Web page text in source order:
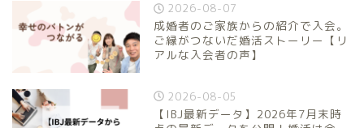
2026-08-07
成婚者のご家族からの紹介で入会。
ご縁がつないだ婚活ストーリー【リ
アルな入会者の声】
2026-08-05
【IBJ最新データ】2026年7月末時